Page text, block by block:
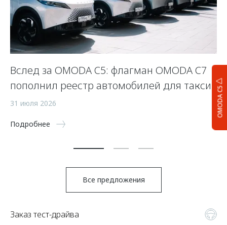
OMODA C5
Вслед за OMODA C5: флагман OMODA C7
пополнил реестр автомобилей для такси
31 июля 2026
Подробнее
5
Все предложения
Заказ тест-драйва